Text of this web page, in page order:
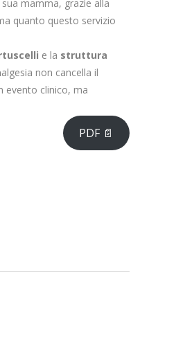
mamma, grazie alla
quanto questo servizio
e la struttura
non cancella il
evento clinico, ma
PDF 📄